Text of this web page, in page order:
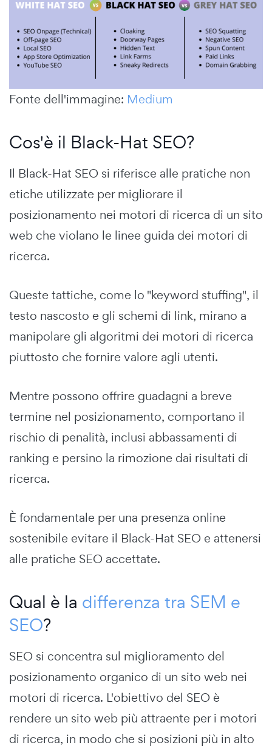
Fonte dell'immagine: Medium
Cos'è il Black-Hat SEO?
Il Black-Hat SEO si riferisce alle pratiche non
etiche utilizzate per migliorare il
posizionamento nei motori di ricerca di un sito
web che violano le linee guida dei motori di
ricerca.
Queste tattiche, come lo "keyword stuffing", il
testo nascosto e gli schemi di link, mirano a
manipolare gli algoritmi dei motori di ricerca
piuttosto che fornire valore agli utenti.
Mentre possono offrire guadagni a breve
termine nel posizionamento, comportano il
rischio di penalità, inclusi abbassamenti di
ranking e persino la rimozione dai risultati di
ricerca.
È fondamentale per una presenza online
sostenibile evitare il Black-Hat SEO e attenersi
alle pratiche SEO accettate.
Qual è la differenza tra SEM e
SEO?
SEO si concentra sul miglioramento del
posizionamento organico di un sito web nei
motori di ricerca. L'obiettivo del SEO è
rendere un sito web più attraente per i motori
di ricerca, in modo che si posizioni più in alto